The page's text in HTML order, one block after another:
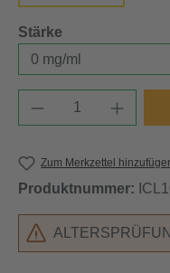
Stärke
Produkt
Zum Merkzettel
Produktnummer: